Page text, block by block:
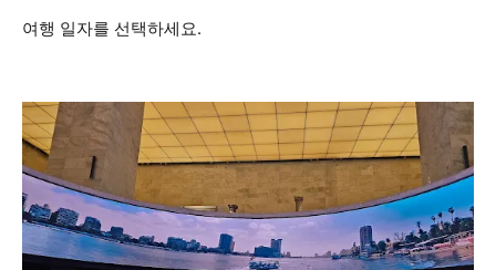
여행 일자를 선택하세요.